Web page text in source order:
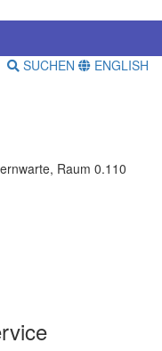
SUCHEN ENGLISH
Raum 0.110